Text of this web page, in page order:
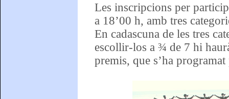
Les inscripcions per
a 18’00 h, amb tres
En cadascuna de les tres
escollir-los a ¾ de 7 hi
premis, que s’ha